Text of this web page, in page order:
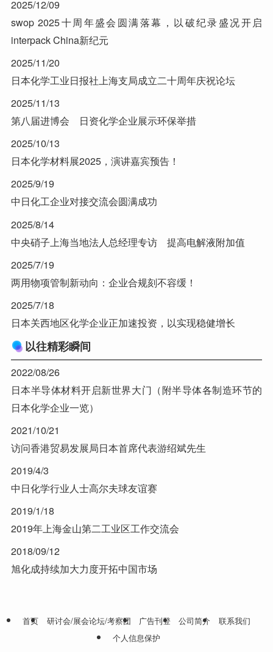
2025/12/09
swop 2025十周年盛会圆满落幕，以破纪录盛况开启
interpack China新纪元
2025/11/20
日本化学工业日报社上海支局成立二十周年庆祝论坛
2025/11/13
第八届进博会 日资化学企业展示环保举措
2025/10/13
日本化学材料展2025，演讲嘉宾预告！
2025/9/19
中日化工企业对接交流会圆满成功
2025/8/14
中央硝子上海当地法人总经理专访 提高电解液附加值
2025/7/19
两用物项管制新动向：企业合规刻不容缓！
2025/7/18
日本关西地区化学企业正加速投资，以实现稳健增长
以往精彩瞬间
2022/08/26
日本半导体材料开启新世界大门（附半导体各制造环节的
日本化学企业一览）
2021/10/21
访问香港贸易发展局日本首席代表游绍斌先生
2019/4/3
中日化学行业人士高尔夫球友谊赛
2019/1/18
2019年上海金山第二工业区工作交流会
2018/09/12
旭化成持续加大力度开拓中国市场
首页 研讨会/展会论坛/考察团 广告刊登 公司简介
联系我们
个人信息保护